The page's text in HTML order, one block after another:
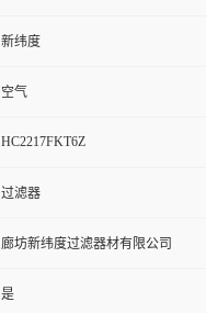
新纬度
空气
HC2217FKT6Z
过滤器
廊坊新纬度过滤器材有限公司
是